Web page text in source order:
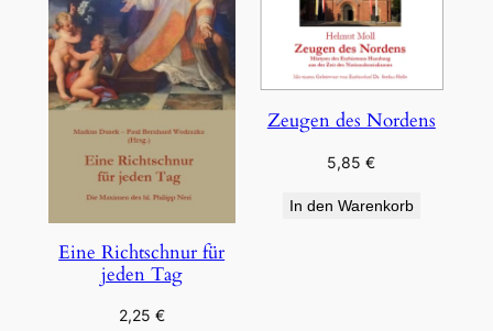
Eine Richtschnur für
jeden Tag
2,25 €
Zeugen des Nordens
5,85€
In den Warenkorb